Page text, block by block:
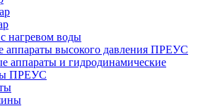
нагревом воды
высокого давления ПРЕУС
аппараты и гидродинамические
ПРЕУС